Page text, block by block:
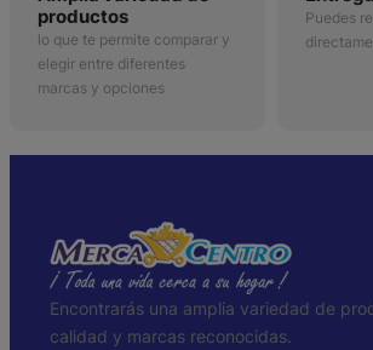
productos
lo que te permite comparar y
elegir entre diferentes
marcas y opciones
Puedes
Encontrarás una amplia variedad de
calidad y marcas reconocidas.